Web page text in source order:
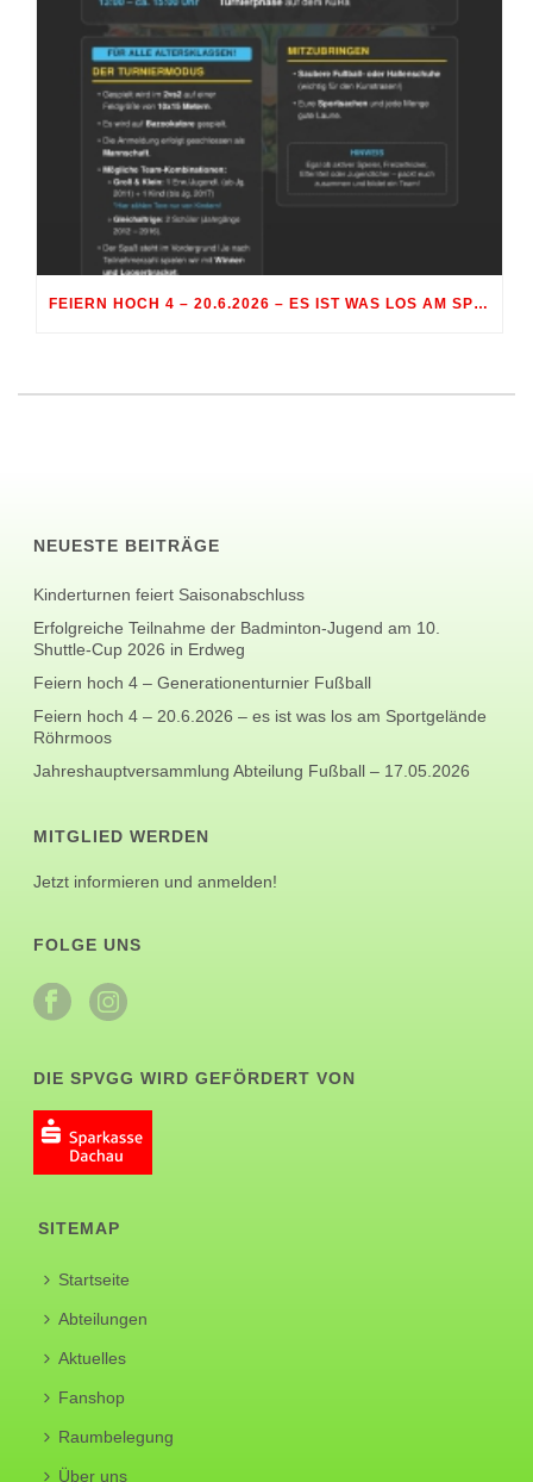
FEIERN HOCH 4 – 20.6.2026 – ES IST WAS LOS AM SPORTGELÄNDE RÖHRMOOS
NEUESTE BEITRÄGE
Kinderturnen feiert Saisonabschluss
Erfolgreiche Teilnahme der Badminton-Jugend am 10.
Shuttle-Cup 2026 in Erdweg
Feiern hoch 4 – Generationenturnier Fußball
Feiern hoch 4 – 20.6.2026 – es ist was los am Sportgelände
Röhrmoos
Jahreshauptversammlung Abteilung Fußball – 17.05.2026
MITGLIED WERDEN
Jetzt informieren und anmelden!
FOLGE UNS
DIE SPVGG WIRD GEFÖRDERT VON
SITEMAP
Startseite
Abteilungen
Aktuelles
Fanshop
Raumbelegung
Über uns